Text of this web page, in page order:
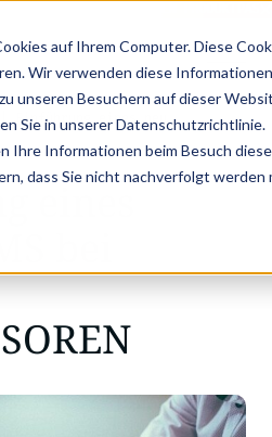
auf Ihrem Computer. Diese
Wir verwenden diese
unseren Besuchern auf dieser
Sie in unserer Datenschutzrichtlinie.
Ihre Informationen beim Besuch
dass Sie nicht nachverfolgt werden
ZUM DIGITALEN
| Einführung eines neu…
eines